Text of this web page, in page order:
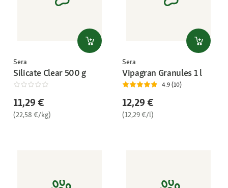
Sera
Silicate Clear 500 g
11,29 €
(22,58 €/kg)
Sera
Vipagran Granules 1 l
4.9 (10)
12,29 €
(12,29 €/l)